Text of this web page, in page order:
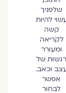
שלפניך
להיות
קשה
לקריאה
ומעורר
של
וכאב.
אפשר
לבחור